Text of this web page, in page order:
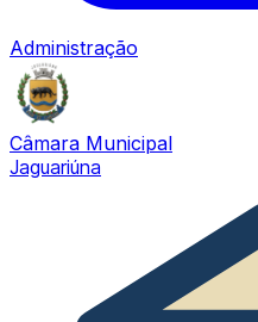
Administração
Câmara Municipal
Jaguariúna